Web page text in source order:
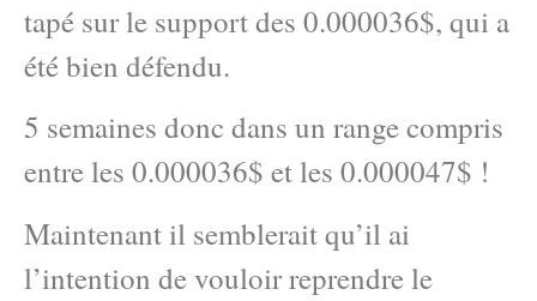
tapé sur le support des 0.000036$, qui a
été bien défendu.
5 semaines donc dans un range compris
entre les 0.000036$ et les 0.000047$ !
Maintenant il semblerait qu’il ai
l’intention de vouloir reprendre le